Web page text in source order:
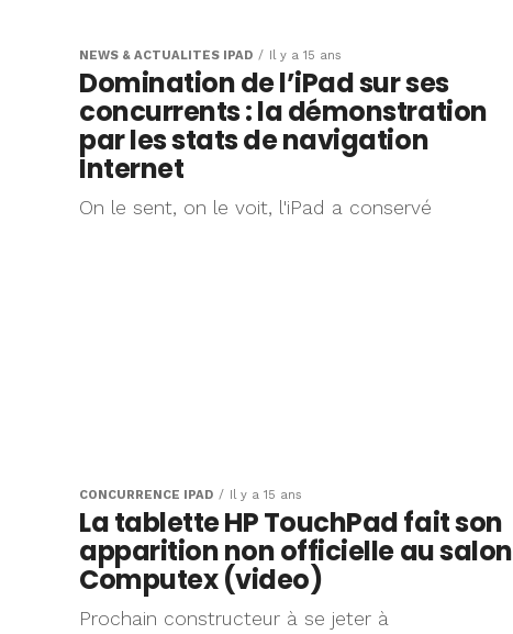
NEWS & ACTUALITÉS IPAD Il y a 15 ans
Domination de l’iPad sur ses
concurrents : la démonstration
par les stats de navigation
Internet
On le sent, on le voit, l'iPad a conservé
CONCURRENCE IPAD Il y a 15 ans
La tablette HP TouchPad fait son
apparition non officielle au salon
Computex (video)
Prochain constructeur à se jeter à